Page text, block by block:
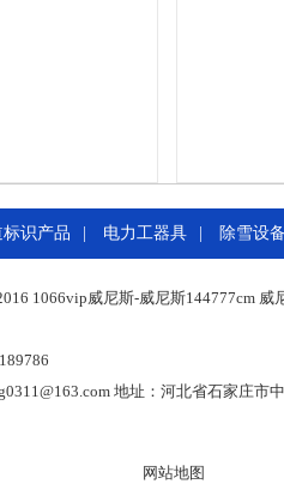
识产品 电力工器具 除雪设备
1066vip威尼斯-威尼斯144777cm 威
地址：河北省石家庄市
网站地图